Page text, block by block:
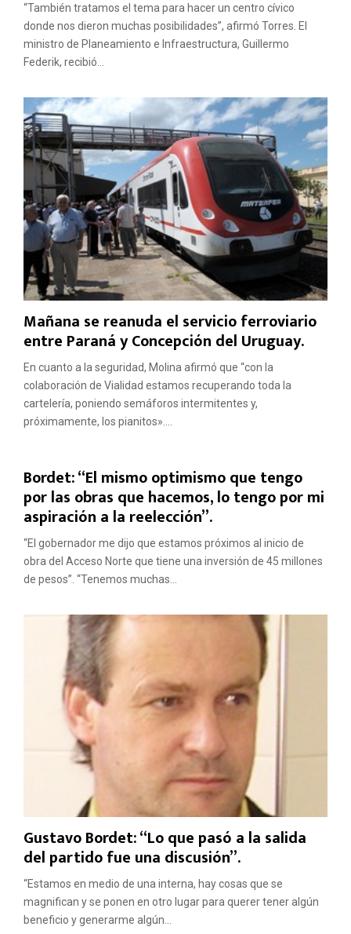
“También tratamos el tema para hacer un centro cívico
donde nos dieron muchas posibilidades”, afirmó Torres. El
ministro de Planeamiento e Infraestructura, Guillermo
Federik, recibió...
Mañana se reanuda el servicio ferroviario
entre Paraná y Concepción del Uruguay.
En cuanto a la seguridad, Molina afirmó que “con la
colaboración de Vialidad estamos recuperando toda la
cartelería, poniendo semáforos intermitentes y,
próximamente, los pianitos»....
Bordet: “El mismo optimismo que tengo
por las obras que hacemos, lo tengo por mi
aspiración a la reelección”.
“El gobernador me dijo que estamos próximos al inicio de
obra del Acceso Norte que tiene una inversión de 45 millones
de pesos”. “Tenemos muchas...
Gustavo Bordet: “Lo que pasó a la salida
del partido fue una discusión”.
“Estamos en medio de una interna, hay cosas que se
magnifican y se ponen en otro lugar para querer tener algún
beneficio y generarme algún...